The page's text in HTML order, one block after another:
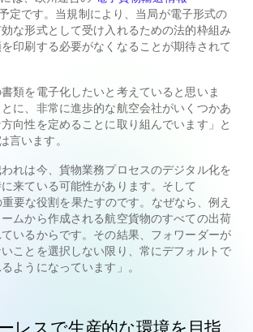
定です。当規制により、当局が電子形式の
な形式として受け入れるための法的枠組み
印刷する必要がなくなることが期待されて
書類を電子化したいと考えていると思いま
に、非常に進歩的な航空会社がいくつかあ
向性を定めることに取り組んでいます」と
言います。
われは今、貨物業務プロセスのデジタル化を
来ている可能性があります。そして
要な役割を果たすのです。なぜなら、例え
ムから作成される航空貨物のすべての出荷
いるからです。その結果、フォワーダーが
ことを選択しない限り、常にデフォルトで
ようになっています」。
レスで生産的な環境を目指